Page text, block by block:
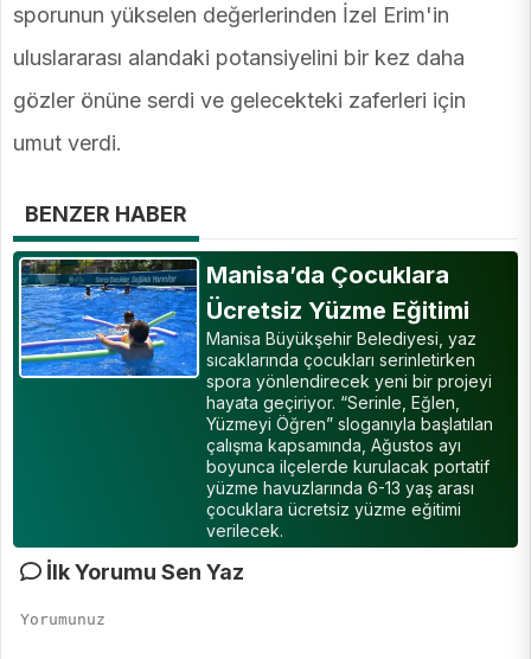
sporunun yükselen değerlerinden İzel Erim'in
uluslararası alandaki potansiyelini bir kez daha
gözler önüne serdi ve gelecekteki zaferleri için
umut verdi.
BENZER HABER
Manisa’da Çocuklara
Ücretsiz Yüzme Eğitimi
Manisa Büyükşehir Belediyesi, yaz
sıcaklarında çocukları serinletirken
spora yönlendirecek yeni bir projeyi
hayata geçiriyor. “Serinle, Eğlen,
Yüzmeyi Öğren” sloganıyla başlatılan
çalışma kapsamında, Ağustos ayı
boyunca ilçelerde kurulacak portatif
yüzme havuzlarında 6-13 yaş arası
çocuklara ücretsiz yüzme eğitimi
verilecek.
İlk Yorumu Sen Yaz